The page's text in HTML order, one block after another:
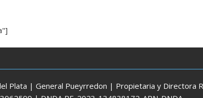
Plata | General Pueyrredon | Propietaria y Directora